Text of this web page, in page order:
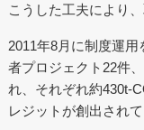
こうした工夫により
2011年8月に制度運
者プロジェクト22件
れ、それぞれ約430t-
レジットが創出されて